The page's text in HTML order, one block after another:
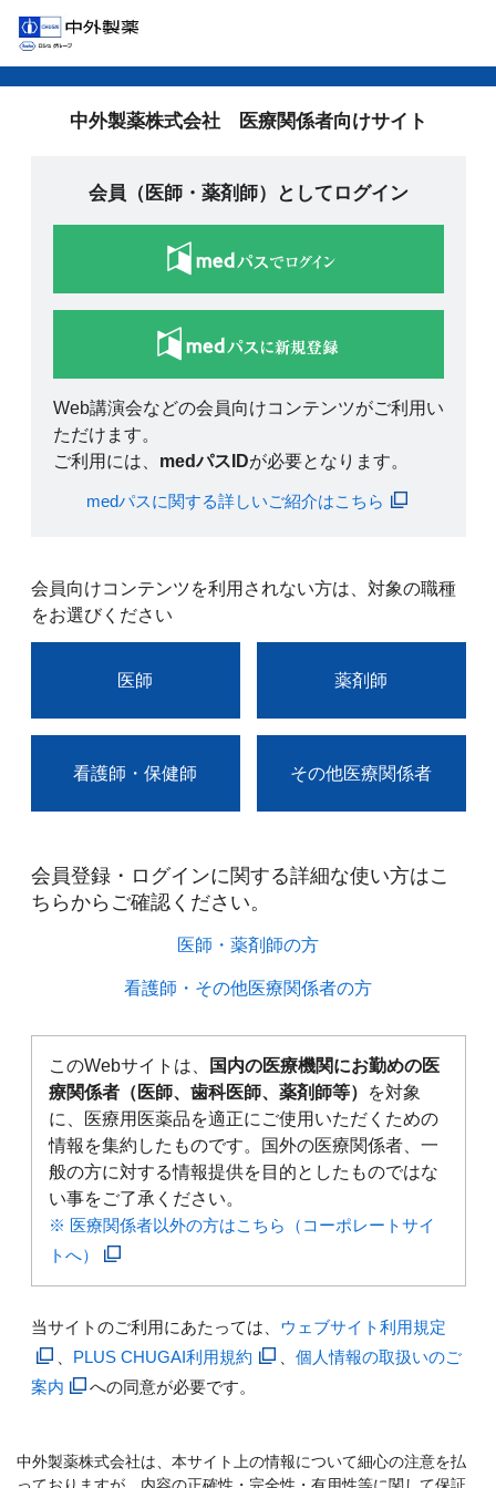
中外製薬株式会社 医療関係者向けサイト
会員（医師・薬剤師）としてログイン
Web講演会などの会員向けコンテンツがご利用い
ただけます。
ご利用には、 medパスIDが必要となります。
medパスに関する詳しいご紹介はこちら
会員向けコンテンツを利用されない方は、対象の職種
をお選びください
医師 薬剤師
看護師・保健師 その他医療関係者
会員登録・ログインに関する詳細な使い方はこ
ちらからご確認ください。​
医師・薬剤師の方​
看護師・その他医療関係者の方​
このWebサイトは、
国内の医療機関にお勤めの医
療関係者（医師、歯科医師、薬剤師等）
を対象
に、医療用医薬品を適正にご使用いただくための
情報を集約したものです。国外の医療関係者、一
般の方に対する情報提供を目的としたものではな
い事をご了承ください。
※ 医療関係者以外の方はこちら（コーポレートサイ
トへ）
当サイトのご利用にあたっては、 ウェブサイト利用規定
PLUS CHUGAI利用規約
個人情報の取扱いのご
案内
への同意が必要です。
中外製薬株式会社は、本サイト上の情報について細心の注意を払
っておりますが、内容の正確性・完全性・有用性等に関して保証